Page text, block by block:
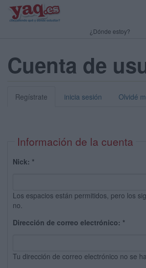
¿Dónde estoy?
Cuenta de
Regístrate inicia sesión Olvidé
Información de la cuenta
Nick: *
Los espacios están permitidos, pero los
no.
Dirección de correo electrónico: *
Tu dirección de correo electrónico no se